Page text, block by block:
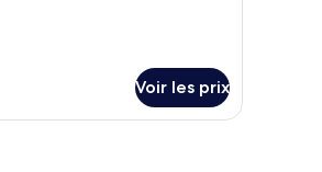
Voir les prix